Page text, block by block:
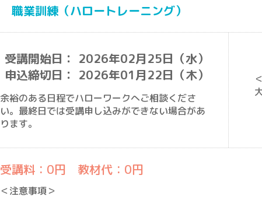
職業訓練（ハロートレーニング）
受講開始日： 2026年02月25日（水）
申込締切日： 2026年01月22日（木）
余裕のある日程でハローワークへご相談くださ
い。最終日では受講申し込みができない場合があ
ります。
受講料：0円 教材代：0円
＜注意事項＞